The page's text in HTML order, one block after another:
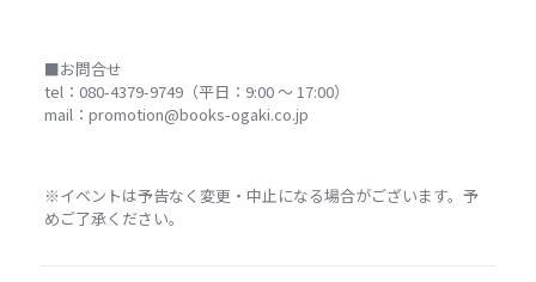
■お問合せ
tel：080-4379-9749（平日：9:00 ～ 17:00）
mail：promotion@books-ogaki.co.jp
※イベントは予告なく変更・中止になる場合がございます。予
めご了承ください。